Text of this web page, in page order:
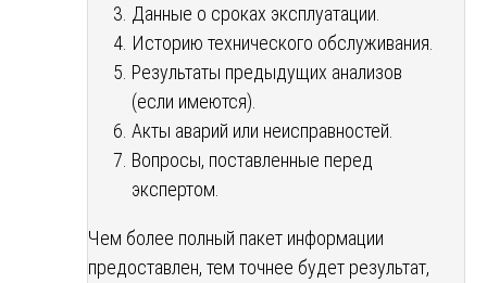
Данные о сроках эксплуатации.
Историю технического обслуживания.
Результаты предыдущих анализов
(если имеются).
Акты аварий или неисправностей.
Вопросы, поставленные перед
экспертом.
Чем более полный пакет информации
предоставлен, тем точнее будет результат,